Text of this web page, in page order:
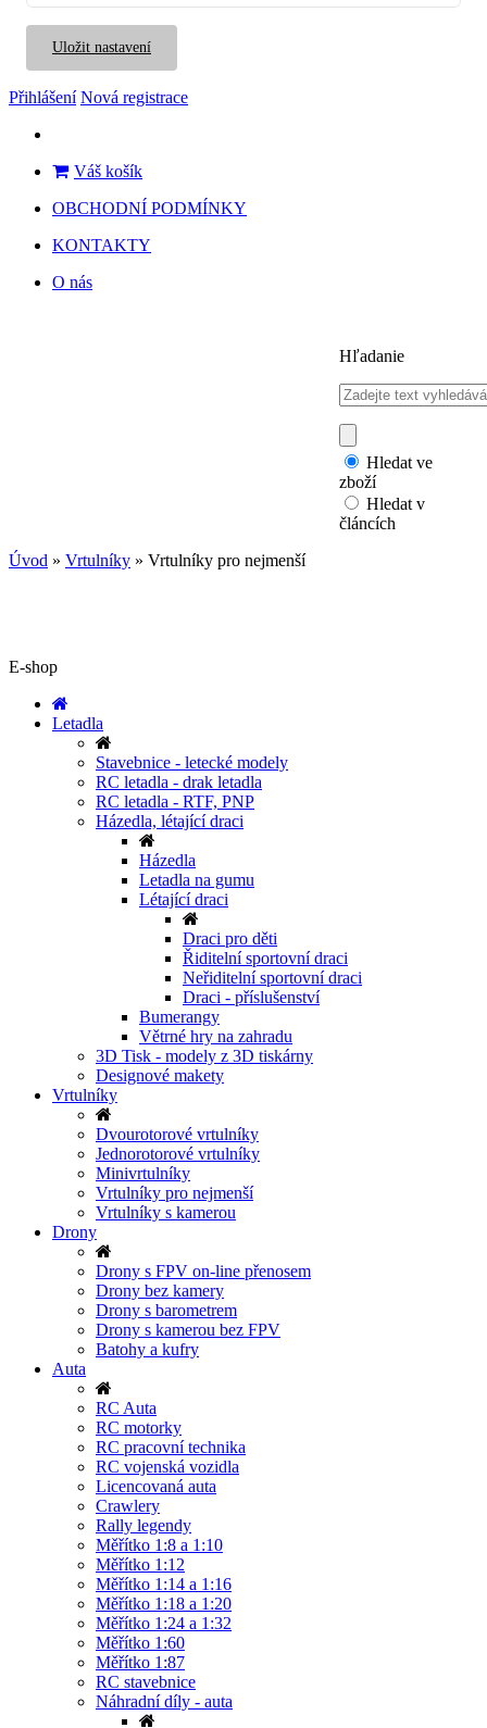
Uložit nastavení
Přihlášení Nová registrace
Váš košík
OBCHODNÍ PODMÍNKY
KONTAKTY
O nás
Hľadanie
Hledat ve
zboží
Hledat v
článcích
Úvod » Vrtulníky » Vrtulníky pro nejmenší
E-shop
Letadla
Stavebnice - letecké modely
RC letadla - drak letadla
RC letadla - RTF, PNP
Házedla, létající draci
Házedla
Letadla na gumu
Létající draci
Draci pro děti
Řiditelní sportovní draci
Neřiditelní sportovní draci
Draci - příslušenství
Bumerangy
Větrné hry na zahradu
3D Tisk - modely z 3D tiskárny
Designové makety
Vrtulníky
Dvourotorové vrtulníky
Jednorotorové vrtulníky
Minivrtulníky
Vrtulníky pro nejmenší
Vrtulníky s kamerou
Drony
Drony s FPV on-line přenosem
Drony bez kamery
Drony s barometrem
Drony s kamerou bez FPV
Batohy a kufry
Auta
RC Auta
RC motorky
RC pracovní technika
RC vojenská vozidla
Licencovaná auta
Crawlery
Rally legendy
Měřítko 1:8 a 1:10
Měřítko 1:12
Měřítko 1:14 a 1:16
Měřítko 1:18 a 1:20
Měřítko 1:24 a 1:32
Měřítko 1:60
Měřítko 1:87
RC stavebnice
Náhradní díly - auta